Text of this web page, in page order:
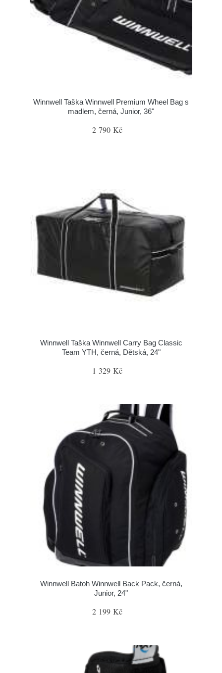
Winnwell Taška Winnwell Premium Wheel Bag s
madlem, černá, Junior, 36"
2 790 Kč
Winnwell Taška Winnwell Carry Bag Classic
Team YTH, černá, Dětská, 24"
1 329 Kč
Winnwell Batoh Winnwell Back Pack, černá,
Junior, 24"
2 199 Kč